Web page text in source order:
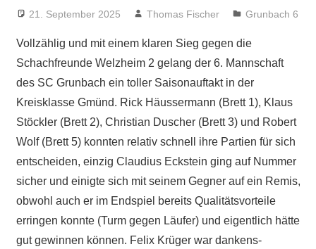
21. September 2025 Thomas Fischer Grunbach 6
Vollzählig und mit einem klaren Sieg gegen die
Schachfreunde Welzheim 2 gelang der 6. Mannschaft
des SC Grunbach ein toller Saisonauftakt in der
Kreisklasse Gmünd. Rick Häussermann (Brett 1), Klaus
Stöckler (Brett 2), Christian Duscher (Brett 3) und Robert
Wolf (Brett 5) konnten relativ schnell ihre Partien für sich
entscheiden, einzig Claudius Eckstein ging auf Nummer
sicher und einigte sich mit seinem Gegner auf ein Remis,
obwohl auch er im Endspiel bereits Qualitätsvorteile
erringen konnte (Turm gegen Läufer) und eigentlich hätte
gut gewinnen können. Felix Krüger war dankens-